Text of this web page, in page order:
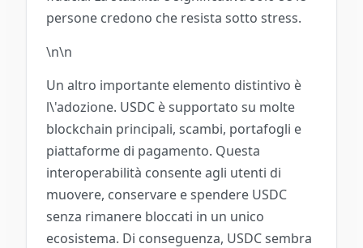
persone credono che resista sotto stress.
\n\n
Un altro importante elemento distintivo è
l\'adozione. USDC è supportato su molte
blockchain principali, scambi, portafogli e
piattaforme di pagamento. Questa
interoperabilità consente agli utenti di
muovere, conservare e spendere USDC
senza rimanere bloccati in un unico
ecosistema. Di conseguenza, USDC sembra